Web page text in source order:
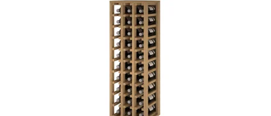
Dřevěný regál na uskladnění vína. Smontováno z výroby
Skladem
Expovinalia